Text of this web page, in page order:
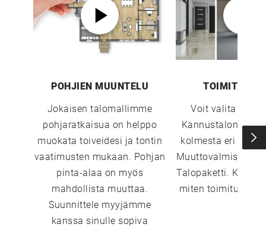
POHJIEN MUUNTELU
Jokaisen talomallimme
pohjaratkaisua on helppo
muokata toiveidesi ja tontin
vaatimusten mukaan. Pohjan
pinta-alaa on myös
mahdollista muuttaa.
Suunnittele myyjämme
kanssa sinulle sopiva
Voit valita
Kannustalon
kolmesta eri
Muuttovalmis,
Talopaketti. Katso
miten
UUSI
UNELMISTA
KODIKSI-
TALOKIRJA ON
JULKAISTU